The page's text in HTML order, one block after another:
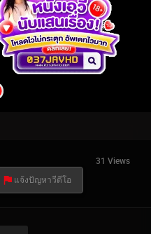
31 Views
แจ้งปัญหาวีดีโอ